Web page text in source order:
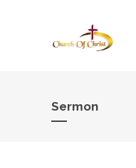
Sermon